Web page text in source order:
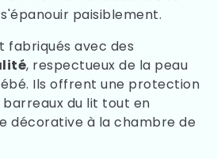
paisiblement.
fabriqués avec des
, respectueux de la peau
Ils offrent une protection
du lit tout en
décorative à la chambre de